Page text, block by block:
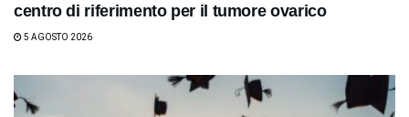
centro di riferimento per il tumore ovarico
5 AGOSTO 2026